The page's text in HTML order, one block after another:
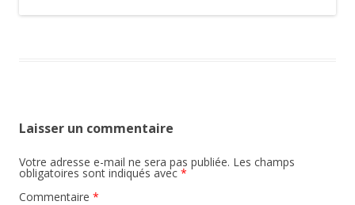
Laisser un commentaire
Votre adresse e-mail ne sera pas publiée. Les champs
obligatoires sont indiqués avec *
Commentaire *